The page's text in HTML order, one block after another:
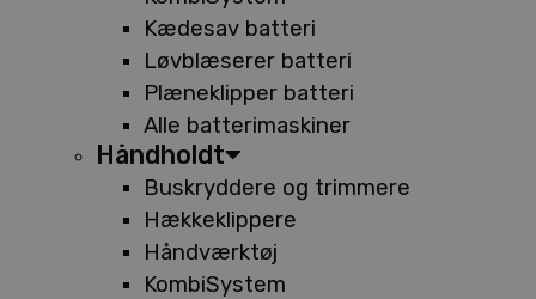
Kædesav batteri
Løvblæserer batteri
Plæneklipper batteri
Alle batterimaskiner
Håndholdt
Buskryddere og trimmere
Hækkeklippere
Håndværktøj
KombiSystem